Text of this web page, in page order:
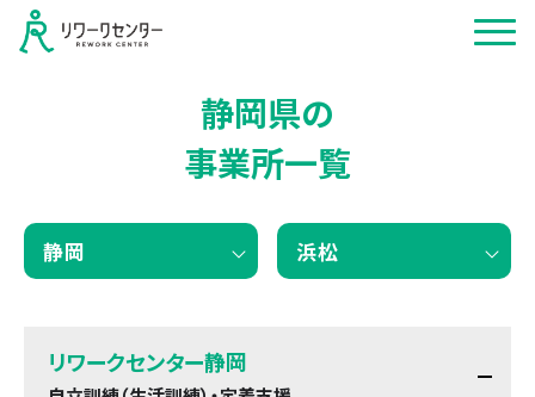
静岡県の
事業所一覧
静岡 浜松
リワークセンター静岡